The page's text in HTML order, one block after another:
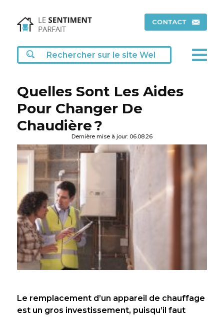
Quelles Sont Les Aides
Pour Changer De
Chaudière ?
Dernière mise à jour: 06.08.26
Le remplacement d’un appareil de chauffage
est un gros investissement, puisqu’il faut